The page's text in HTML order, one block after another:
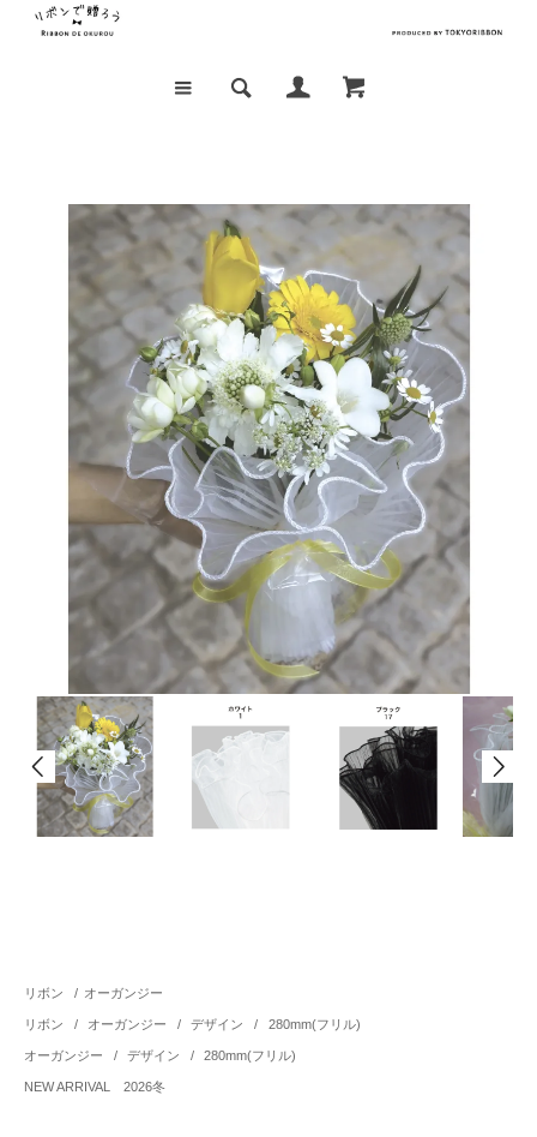
リボン / オーガンジー
リボン / オーガンジー / デザイン / 280mm(フリル)
オーガンジー / デザイン / 280mm(フリル)
NEW ARRIVAL 2026冬